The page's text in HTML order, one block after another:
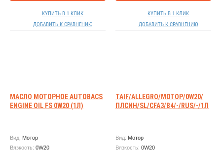
КУПИТЬ В 1 КЛИК
ДОБАВИТЬ К СРАВНЕНИЮ
КУПИТЬ В 1 КЛИК
ДОБАВИТЬ К СРАВНЕНИЮ
МАСЛО МОТОРНОЕ AUTOBACS
ENGINE OIL FS 0W20 (1Л)
Вид: Мотор
Вязкость: 0W20
TAIF/ALLEGRO/МОТОР/0W20/
ПЛСИН/SL/CFA3/B4/-/RUS/-/1Л
Вид: Мотор
Вязкость: 0W20